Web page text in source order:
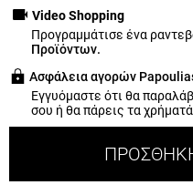
Video Shopping
Προγραμμάτισε ένα
Προϊόντων.
Ασφάλεια αγορών
Εγγυόμαστε ότι θα
σου ή θα πάρεις τα